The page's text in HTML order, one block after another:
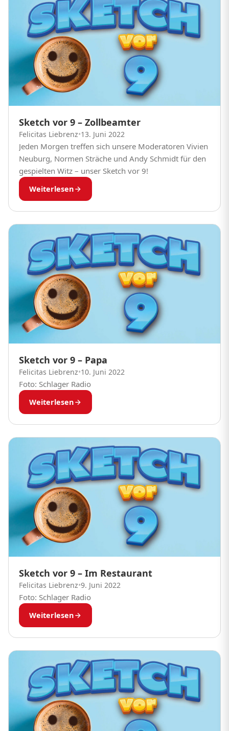
Sketch vor 9 – Zollbeamter
Felicitas Liebrenz•13. Juni 2022
Jeden Morgen treffen sich unsere Moderatoren Vivien
Neuburg, Normen Sträche und Andy Schmidt für den
gespielten Witz – unser Sketch vor 9!
Weiterlesen
Sketch vor 9 – Papa
Felicitas Liebrenz•10. Juni 2022
Foto: Schlager Radio
Weiterlesen
Sketch vor 9 – Im Restaurant
Felicitas Liebrenz•9. Juni 2022
Foto: Schlager Radio
Weiterlesen